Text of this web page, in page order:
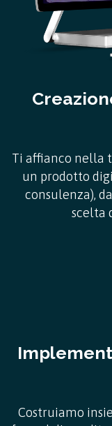
Ti affianco nella
un prodotto
consulenza),
scelta
Costruiamo